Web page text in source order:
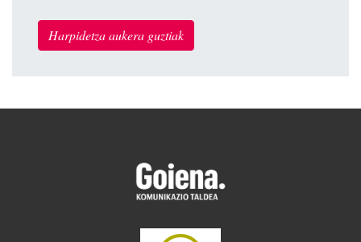
Harpidetza aukera guztiak